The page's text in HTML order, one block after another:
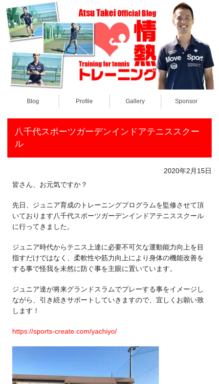
Blog Profile Gallery Sponsor
八千代スポーツガーデンインドアテニススクー
ル
2020年2月15日
皆さん、お元気ですか？
先日、ジュニア育成のトレーニングプログラムを監修させて頂
いております八千代スポーツガーデンインドアテニススクール
に行ってきました。
ジュニア時代からテニス上達に必要不可欠な運動能力向上を目
指すだけではなく、柔軟性や筋力向上により身体の機能改善を
する事で怪我を未然に防ぐ事を主眼に置いています。
ジュニア達が将来グランドスラムでプレーする事をイメージし
ながら、引き続きサポートしていきますので、宜しくお願い致
します！
https://sports-create.com/yachiyo/